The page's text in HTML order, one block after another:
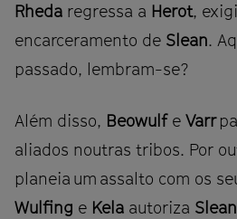
Rheda regressa a Herot,
encarceramento de Slean.
passado, lembram-se?
Além disso, Beowulfe Varr
aliados noutras tribos. Por
planeia um assalto com os
Wulfing e Kela autoriza Slean